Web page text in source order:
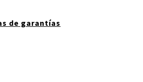
de garantías